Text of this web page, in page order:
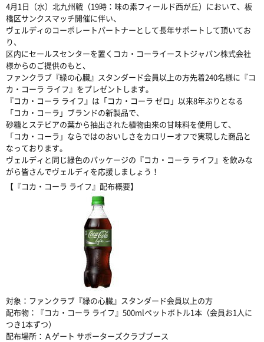
4月1日（水）北九州戦（19時：味の素フィールド西が丘）において、板
橋区サンクスマッチ開催に伴い、
ヴェルディのコーポレートパートナーとして長年サポートして頂いてお
り、
区内にセールスセンターを置くコカ・コーライーストジャパン株式会社
様からのご提供のもと、
ファンクラブ『緑の心臓』スタンダード会員以上の方先着240名様に『コ
カ・コーラ ライフ』をプレゼントします。
『コカ・コーラ ライフ』は「コカ・コーラ ゼロ」以来8年ぶりとなる
「コカ・コーラ」ブランドの新製品で、
砂糖とステビアの葉から抽出された植物由来の甘味料を使用して、
「コカ・コーラ」ならではのおいしさをカロリーオフで実現した商品と
なっております。
ヴェルディと同じ緑色のパッケージの『コカ・コーラ ライフ』を飲みな
がら皆さんでヴェルディを応援しましょう！
【『コカ・コーラ ライフ』配布概要】
対象：ファンクラブ『緑の心臓』スタンダード会員以上の方
配布物：『コカ・コーラ ライフ』500mlペットボトル1本（会員お1人に
つき1本ずつ）
配布場所：Ａゲート サポーターズクラブブース